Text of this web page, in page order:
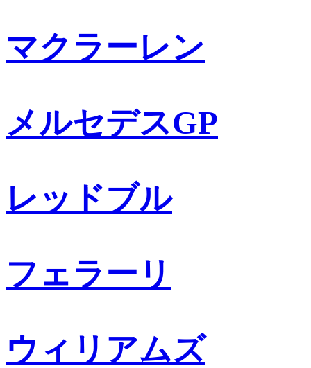
マクラーレン
メルセデスGP
レッドブル
フェラーリ
ウィリアムズ